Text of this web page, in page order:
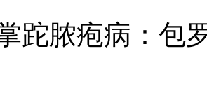
脓疱病：包罗